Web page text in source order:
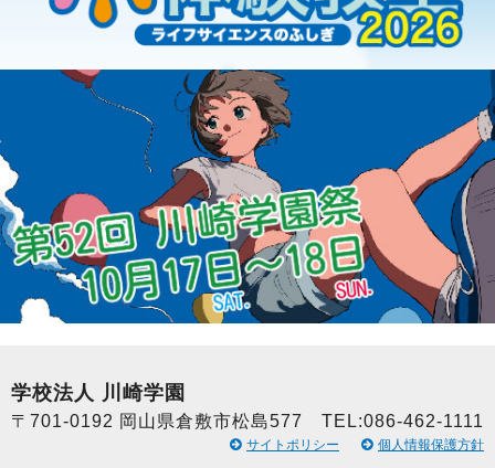
学校法人 川崎学園
〒701-0192 岡山県倉敷市松島577 TEL:086-462-1111
サイトポリシー 個人情報保護方針